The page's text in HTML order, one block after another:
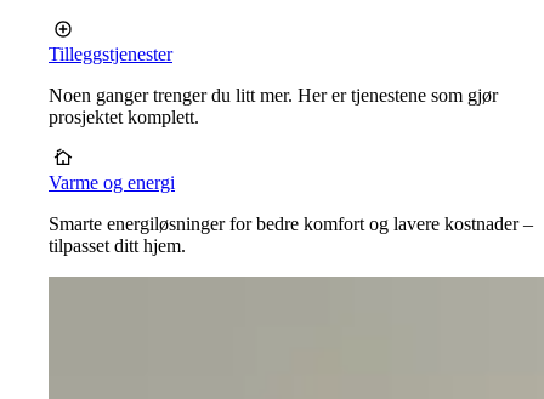
Tilleggstjenester
Noen ganger trenger du litt mer. Her er tjenestene som gjør
prosjektet komplett.
Varme og energi
Smarte energiløsninger for bedre komfort og lavere kostnader –
tilpasset ditt hjem.